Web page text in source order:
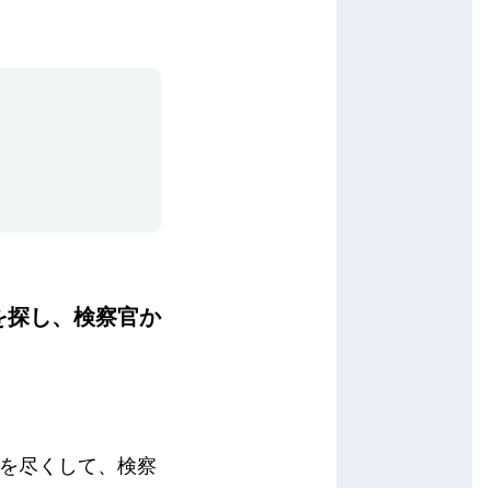
探し、検察官か
尽くして、検察